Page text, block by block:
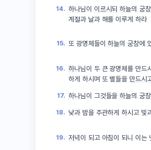
14. 하나님이 이르시되 하늘의 궁창
계절과 날과 해를 이루게 하라
15. 또 광명체들이하늘의 궁창에
16. 하나님이 두 큰 광명체를 만드
하게 하시며 또 별들을 만드시
17. 하나님이 그것들을하늘의 궁창
18. 낮과 밤을 주관하게 하시고 빛
19. 저녁이 되고 아침이 되니 이는